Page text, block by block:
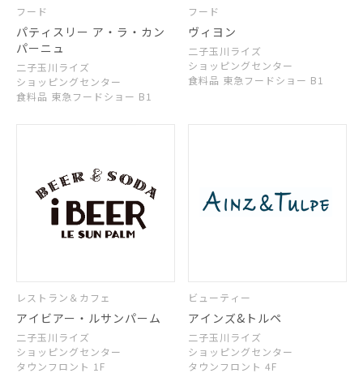
フード
パティスリー ア・ラ・カン
パーニュ
二子玉川ライズ
ショッピングセンター
食料品 東急フードショー B1
フード
ヴィヨン
二子玉川ライズ
ショッピングセンター
食料品 東急フードショー B1
レストラン＆カフェ
アイビアー・ルサンパーム
二子玉川ライズ
ショッピングセンター
タウンフロント 1F
ビューティー
アインズ&トルペ
二子玉川ライズ
ショッピングセンター
タウンフロント 4F